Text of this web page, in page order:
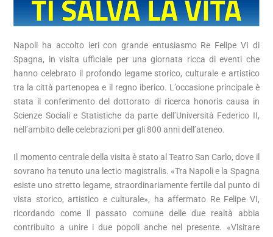
Napoli ha accolto ieri con grande entusiasmo Re Felipe VI di
Spagna, in visita ufficiale per una giornata ricca di eventi che
hanno celebrato il profondo legame storico, culturale e artistico
tra la città partenopea e il regno iberico. L’occasione principale è
stata il conferimento del dottorato di ricerca honoris causa in
Scienze Sociali e Statistiche da parte dell’Università Federico II,
nell’ambito delle celebrazioni per gli 800 anni dell’ateneo.
Il momento centrale della visita è stato al Teatro San Carlo, dove il
sovrano ha tenuto una lectio magistralis. «Tra Napoli e la Spagna
esiste uno stretto legame, straordinariamente fertile dal punto di
vista storico, artistico e culturale», ha affermato Re Felipe VI,
ricordando come il passato comune delle due realtà abbia
contribuito a unire i due popoli anche nel presente. «Visitare